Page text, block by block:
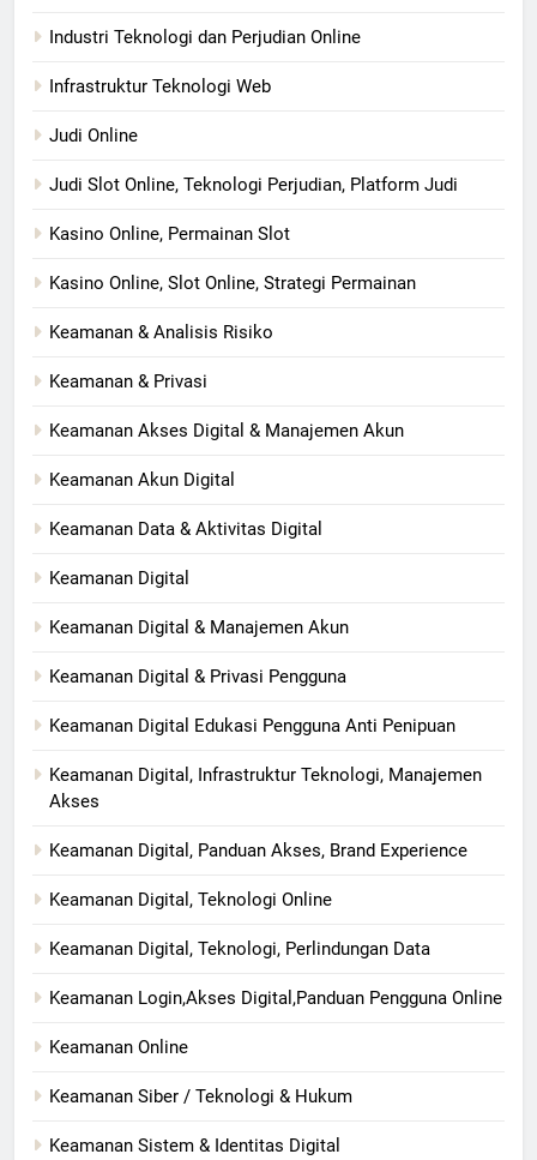
Industri Teknologi dan Perjudian Online
Infrastruktur Teknologi Web
Judi Online
Judi Slot Online, Teknologi Perjudian, Platform Judi
Kasino Online, Permainan Slot
Kasino Online, Slot Online, Strategi Permainan
Keamanan & Analisis Risiko
Keamanan & Privasi
Keamanan Akses Digital & Manajemen Akun
Keamanan Akun Digital
Keamanan Data & Aktivitas Digital
Keamanan Digital
Keamanan Digital & Manajemen Akun
Keamanan Digital & Privasi Pengguna
Keamanan Digital Edukasi Pengguna Anti Penipuan
Keamanan Digital, Infrastruktur Teknologi, Manajemen
Akses
Keamanan Digital, Panduan Akses, Brand Experience
Keamanan Digital, Teknologi Online
Keamanan Digital, Teknologi, Perlindungan Data
Keamanan Login,Akses Digital,Panduan Pengguna Online
Keamanan Online
Keamanan Siber / Teknologi & Hukum
Keamanan Sistem & Identitas Digital